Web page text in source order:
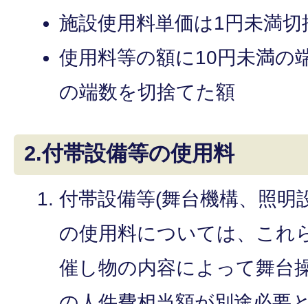
施設使用料単価は1円未満切
使用料等の額に10円未満の
の端数を切捨てた額
2.付帯設備等の使用料
付帯設備等(舞台機構、照明
の使用料については、これ
催し物の内容によって舞台